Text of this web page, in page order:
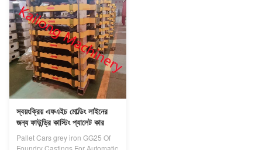
স্বয়ংক্রিয় এফএইচ মোল্ডিং লাইনের
জন্য ফাউন্ড্রি কাস্টিং প্যালেট কার
Pallet Cars grey iron GG25 Of
Foundry Castings For Automatic